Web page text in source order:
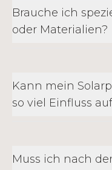
Brauche ich
oder Materialien?
Kann mein
so viel Einfluss
Muss ich nach